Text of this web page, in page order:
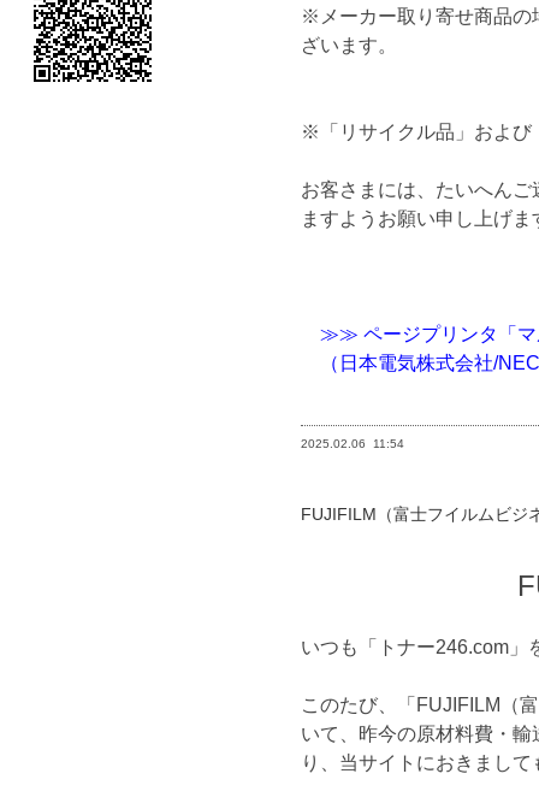
※メーカー取り寄せ商品の
ざいます。
※「リサイクル品」および
お客さまには、たいへん
ますようお願い申し上げま
≫≫ ページプリンタ「マ
（日本電気株式会社/
2025.02.06 11:54
FUJIFILM（富士フイルムビジ
いつも「トナー246.com」
このたび、「FUJIFILM（
いて、昨今の原材料費・
り、当サイトにおきまし